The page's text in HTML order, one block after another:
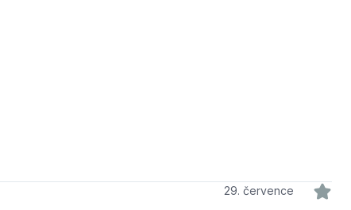
29. července